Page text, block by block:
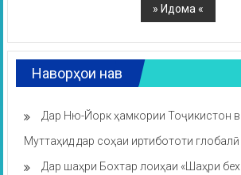
Наворҳои нав
Дар Ню-Йорк ҳамкории Тоҷикистон
Муттаҳид дар соҳаи иртибототи
Дар шаҳри Бохтар лоиҳаи «Шаҳри